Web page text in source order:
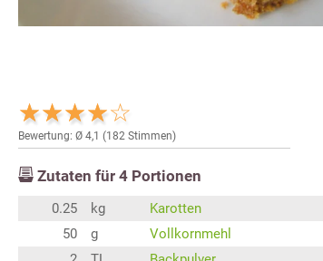
Bewertung: Ø 4,1 (182 Stimmen)
Zutaten für 4 Portionen
0.25 kg
Karotten
50
g
Vollkornmehl